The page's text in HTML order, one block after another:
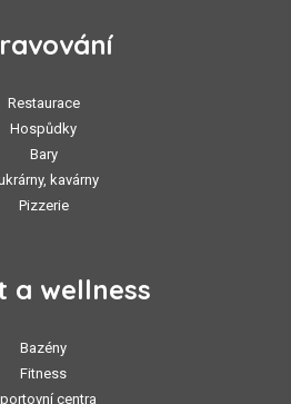
Restaurace
Hospůdky
Bary
kavárny
Pizzerie
a wellness
Bazény
Fitness
centra